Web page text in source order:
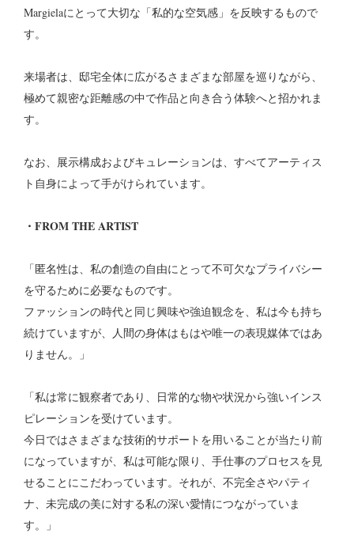
Margielaにとって大切な「私的な空気感」を反映するもので
す。
来場者は、邸宅全体に広がるさまざまな部屋を巡りながら、
極めて親密な距離感の中で作品と向き合う体験へと招かれま
す。
なお、展示構成およびキュレーションは、すべてアーティス
ト自身によって手がけられています。
・FROM THE ARTIST
「匿名性は、私の創造の自由にとって不可欠なプライバシー
を守るために必要なものです。
ファッションの時代と同じ興味や強迫観念を、私は今も持ち
続けていますが、人間の身体はもはや唯一の表現媒体ではあ
りません。」
「私は常に観察者であり、日常的な物や状況から強いインス
ピレーションを受けています。
今日ではさまざまな技術的サポートを用いることが当たり前
になっていますが、私は可能な限り、手仕事のプロセスを見
せることにこだわっています。それが、不完全さやパティ
ナ、未完成の美に対する私の深い愛情につながっていま
す。」